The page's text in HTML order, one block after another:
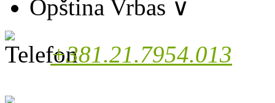
Opština Vrbas ∨
+381.21.7954.013